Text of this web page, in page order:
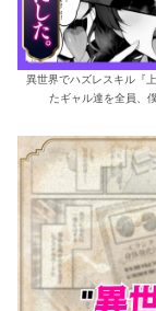
異世界でハズレスキル『
たギャル達を全員、